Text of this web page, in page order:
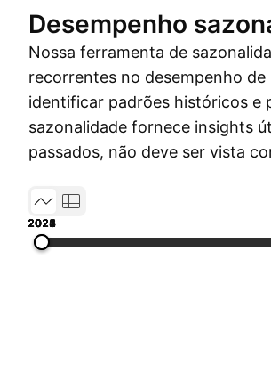
Desempenho
Nossa ferramenta de
recorrentes no desempenho
identificar padrões históricos e
sazonalidade fornece insights
passados, não deve ser vista
2021
2022
2023
2024
2025
2026